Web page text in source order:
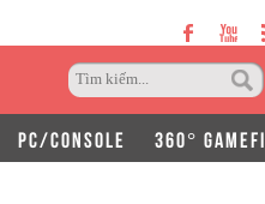
PC/CONSOLE 360° GAMEFI